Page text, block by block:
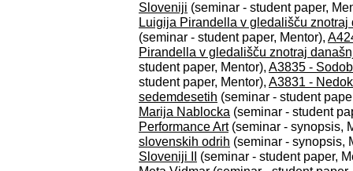
Sloveniji (seminar - student paper,
Luigija Pirandella v gledališču
(seminar - student paper, Mentor),
Pirandella v gledališču znotraj
student paper, Mentor), A3835 -
student paper, Mentor), A3831 -
sedemdesetih (seminar - student
Marija Nablocka (seminar - student
Performance Art(seminar - synopsis,
slovenskih odrih (seminar - synopsis,
Sloveniji II
(seminar - student paper,